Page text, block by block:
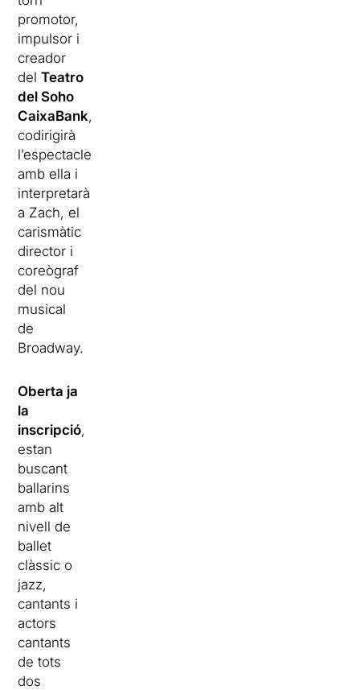
promotor,
impulsor i
creador
delTeatro
del Soho
CaixaBank,
codirigirà
l’espectacle
amb ella i
interpretarà
a Zach, el
carismàtic
director i
coreògraf
del nou
musical
de
Broadway.
Oberta ja
la
inscripció,
estan
buscant
ballarins
amb alt
nivell de
ballet
clàssic o
jazz,
cantants i
actors
cantants
de tots
dos